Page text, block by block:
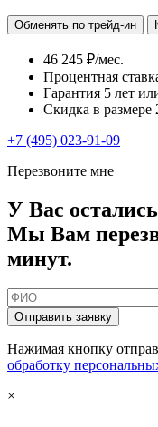
Обменять по трейд-ин
46 245 ₽/мес.
Процентная
Гарантия 5 лет
Скидка в размере
+7 (495) 023-91-09
Перезвоните мне
У Вас
Мы Вам
минут.
Отправить заявку
Нажимая кнопку
обработку
×